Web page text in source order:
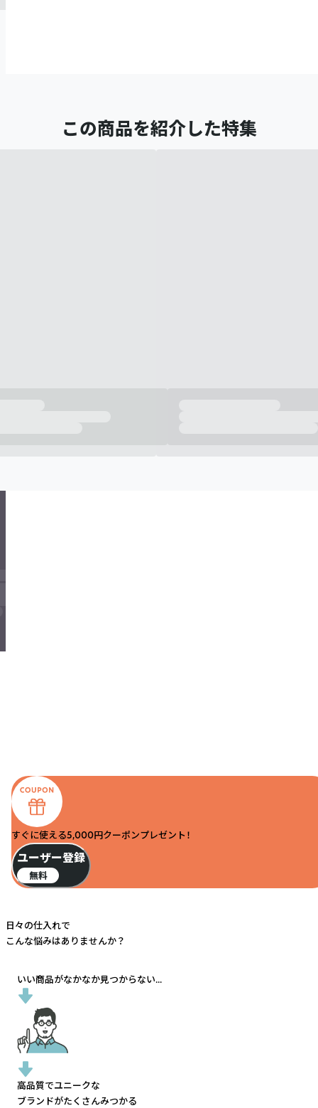
この商品を紹介した特集
すぐに使える5,000円クーポンプレゼント！
ユーザー登録
無料
日々の仕入れで
こんな悩みはありませんか？
いい商品がなかなか見つからない...
高品質でユニークな
ブランドがたくさんみつかる